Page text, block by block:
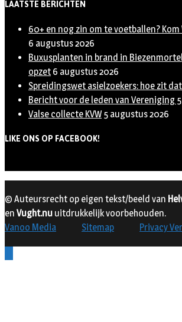
LAATSTE BERICHTEN
60+ en nog zin om te voetballen?
6 augustus 2026
Buxusplanten in brand in
opzet 6 augustus 2026
Spreidingswet asielzoekers: hoe zit
Bericht voor de leden van Vereniging
Valse collecte KVW 5 augustus 2026
LIKE ONS OP FACEBOOK!
© Auteursrecht op eigen tekst/beeld van
en Vught.nu uitdrukkelijk voorbehouden.
Vanoo Media
Sitemap Privacy